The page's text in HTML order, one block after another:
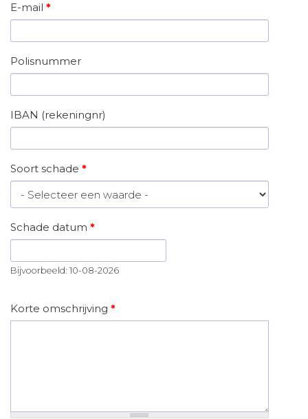
E-mail *
Polisnummer
IBAN (rekeningnr)
Soort schade *
Schade datum *
Bijvoorbeeld: 10-08-2026
Korte omschrijving *